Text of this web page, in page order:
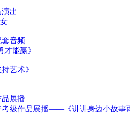
演出
音频
能赢》
艺术》
展播
考级作品展播——《讲讲身边小故事